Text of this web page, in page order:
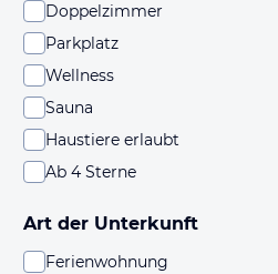
Doppelzimmer
Parkplatz
Wellness
Sauna
Haustiere erlaubt
Ab 4 Sterne
Art der Unterkunft
Ferienwohnung